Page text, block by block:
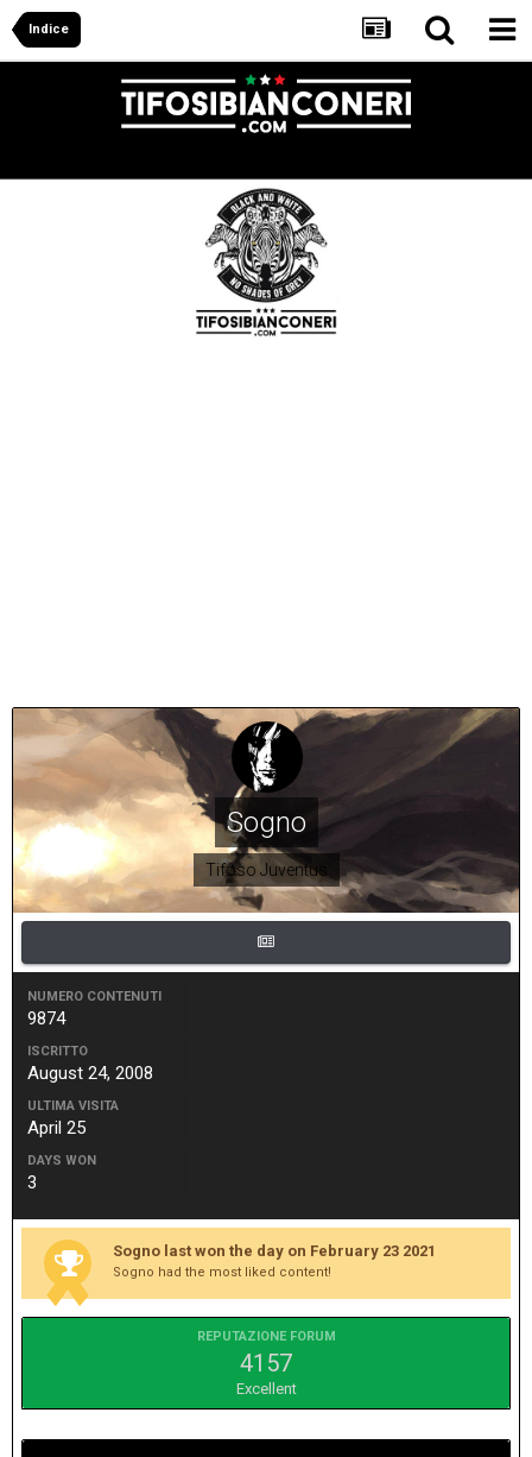
Indice
Sogno
Tifoso Juventus
NUMERO CONTENUTI
9874
ISCRITTO
August 24, 2008
ULTIMA VISITA
April 25
DAYS WON
3
Sogno last won the day on February 23 2021
Sogno had the most liked content!
REPUTAZIONE FORUM
4157
Excellent